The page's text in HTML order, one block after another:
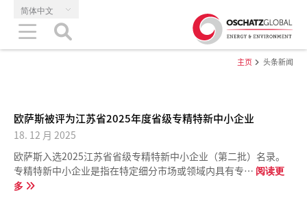
简体中文
主页 头条新闻
欧萨斯被评为江苏省2025年度省级专精特新中小企业
18. 12 月 2025
欧萨斯入选2025江苏省省级专精特新中小企业（第二批）名录。
专精特新中小企业是指在特定细分市场或领域内具有专… 阅读更
多